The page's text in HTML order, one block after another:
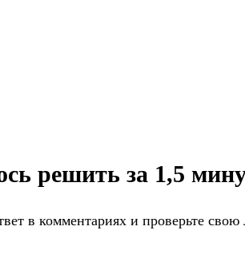
решить за 1,5
в комментариях и проверьте свою